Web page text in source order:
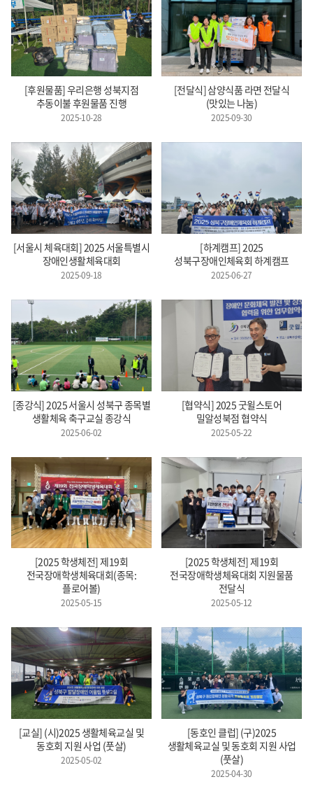
[후원물품] 우리은행 성북지점
추동이불 후원물품 진행
2025-10-28
[전달식] 삼양식품 라면 전달식
(맛있는 나눔)
2025-09-30
[서울시 체육대회] 2025 서울특별시
장애인생활체육대회
2025-09-18
[하계캠프] 2025
성북구장애인체육회 하계캠프
2025-06-27
[종강식] 2025 서울시 성북구 종목별
생활체육 축구교실 종강식
2025-06-02
[협약식] 2025 굿윌스토어
밀알성북점 협약식
2025-05-22
[2025 학생체전] 제19회
전국장애학생체육대회(종목:
플로어볼)
2025-05-15
[2025 학생체전] 제19회
전국장애학생체육대회 지원물품
전달식
2025-05-12
[교실] (시)2025 생활체육교실 및
동호회 지원 사업 (풋살)
2025-05-02
[동호인 클럽] (구)2025
생활체육교실 및 동호회 지원 사업
(풋살)
2025-04-30